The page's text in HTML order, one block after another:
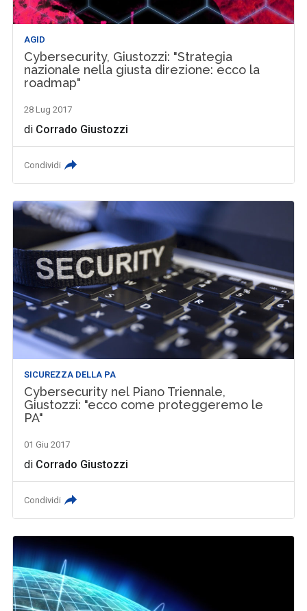
AGID
Cybersecurity, Giustozzi: "Strategia
nazionale nella giusta direzione: ecco la
roadmap"
28 Lug 2017
di Corrado Giustozzi
Condividi
SICUREZZA DELLA PA
Cybersecurity nel Piano Triennale,
Giustozzi: "ecco come proteggeremo le
PA"
01 Giu 2017
di Corrado Giustozzi
Condividi